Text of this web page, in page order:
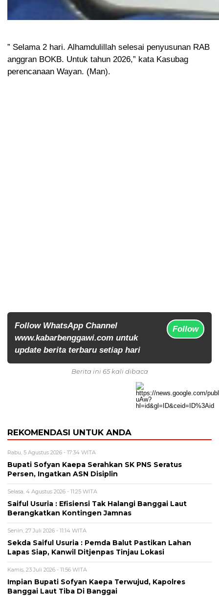
” Selama 2 hari. Alhamdulillah selesai penyusunan RAB
anggran BOKB. Untuk tahun 2026,” kata Kasubag
perencanaan Wayan. (Man).
Follow WhatsApp Channel
www.kabarbenggawi.com untuk
update berita terbaru setiap hari
Follow
Berita ini 65 kali dibaca
REKOMENDASI UNTUK ANDA
Rabu, 5 Agustus 2026 - 17:34 WITA
Bupati Sofyan Kaepa Serahkan SK PNS Seratus
Persen, Ingatkan ASN Disiplin
Selasa, 4 Agustus 2026 - 11:25 WITA
Saiful Usuria : Efisiensi Tak Halangi Banggai Laut
Berangkatkan Kontingen Jamnas
Senin, 27 Juli 2026 - 11:14 WITA
Sekda Saiful Usuria : Pemda Balut Pastikan Lahan
Lapas Siap, Kanwil Ditjenpas Tinjau Lokasi
Kamis, 23 Juli 2026 - 11:56 WITA
Impian Bupati Sofyan Kaepa Terwujud, Kapolres
Banggai Laut Tiba Di Banggai